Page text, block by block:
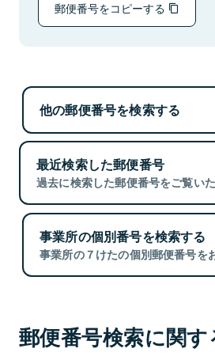
郵便番号をコピーする
他の郵便番号を検索する
最近検索した郵便番号
過去に検索した郵便番号をご覧いた
事業所の個別番号を検索する
事業所の７けたの個別郵便番号を
郵便番号検索に関す